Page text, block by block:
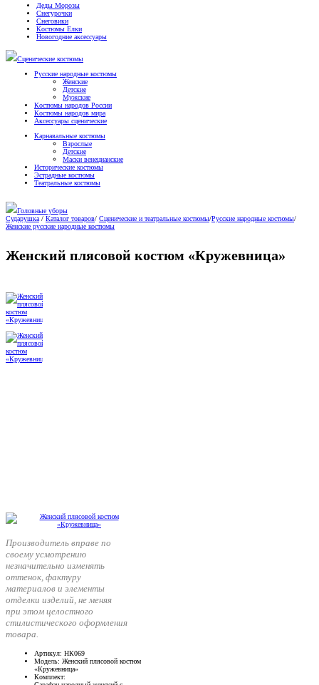
Деды Морозы
Снегурочки
Снеговики
Костюмы Елки
Новогодние аксессуары
Сценические костюмы
Русские народные костюмы
Женские
Детские
Мужские
Костюмы народов России
Костюмы народов мира
Аксессуары сценические
Карнавальные костюмы
Взрослые
Детские
Маски венецианские
Исторические костюмы
Эстрадные костюмы
Театральные костюмы
Головные уборы
Сударушка / Каталог товаров/ Сценические и театральные костюмы/Русские народные костюмы/
Женские русские народные костюмы
Женский плясовой костюм «Кружевница»
Производитель вправе по
своему усмотрению
незначительно изменять
оттенок, фактуру
материалов и элементы
отделки изделий, не меняя
при этом целостного
стилистического оформления
товара.
Артикул: НК069
Модель: Женский плясовой костюм
«Кружевница»
Комплект: